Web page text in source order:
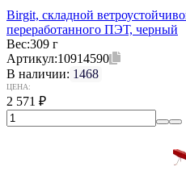
Birgit, складной
переработанного ПЭТ, черный
Вес:309 г
Артикул:10914590
В наличии: 1468
ЦЕНА:
2 571 ₽